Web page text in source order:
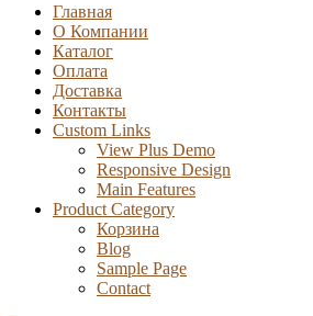
Главная
О Компании
Каталог
Оплата
Доставка
Контакты
Custom Links
View Plus Demo
Responsive Design
Main Features
Product Category
Корзина
Blog
Sample Page
Contact